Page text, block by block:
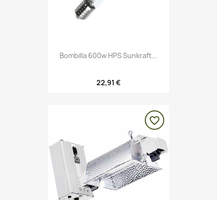
Bombilla 600w HPS Sunkraft...
22,91 €
favorite_border